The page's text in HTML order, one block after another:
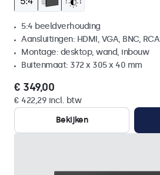
5:4 beeldverhouding
Aansluitingen: HDMI, VGA, BNC, RCA
Montage: desktop, wand, inbouw
Buitenmaat: 372 x 305 x 40 mm
€ 349,00
€ 422,29 incl. btw
Bekijken